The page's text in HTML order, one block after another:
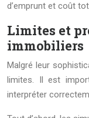
d’emprunt et coût
Limites et
immobiliers
Malgré leur
limites. Il est
interpréter